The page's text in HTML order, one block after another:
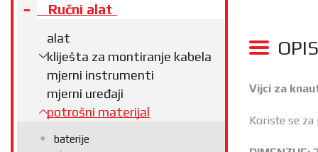
Ručni alat
alat
kliješta za montiranje kabela
mjerni instrumenti
mjerni uređaji
potrošni materijal
baterije
Vijci za
Koriste se